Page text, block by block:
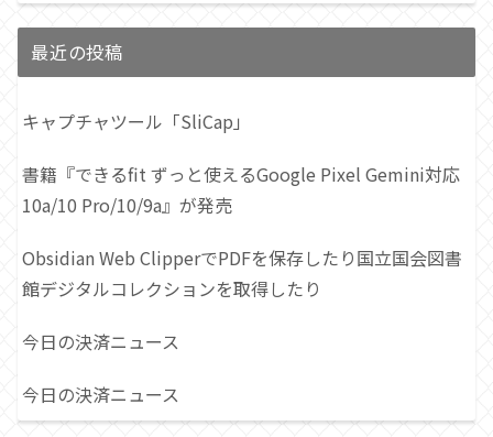
最近の投稿
キャプチャツール「SliCap」
書籍『できるfit ずっと使えるGoogle Pixel Gemini対応
10a/10 Pro/10/9a』が発売
Obsidian Web ClipperでPDFを保存したり国立国会図書
館デジタルコレクションを取得したり
今日の決済ニュース
今日の決済ニュース